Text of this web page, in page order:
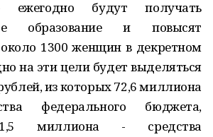
ежегодно будут получать
образование и повысят
1300 женщин в декретном
на эти цели будет выделяться
из которых 72,6 миллиона
федерального бюджета,
1,5 миллиона - средства